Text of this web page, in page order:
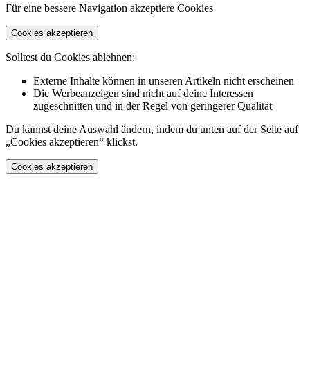
Für eine bessere Navigation akzeptiere Cookies
Cookies akzeptieren
Solltest du Cookies ablehnen:
Externe Inhalte können in unseren Artikeln nicht erscheinen
Die Werbeanzeigen sind nicht auf deine Interessen
zugeschnitten und in der Regel von geringerer Qualität
Du kannst deine Auswahl ändern, indem du unten auf der Seite auf
„Cookies akzeptieren“ klickst.
Cookies akzeptieren